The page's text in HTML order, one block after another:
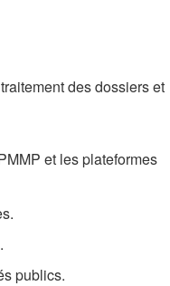
des dossiers et
et les plateformes
publics.